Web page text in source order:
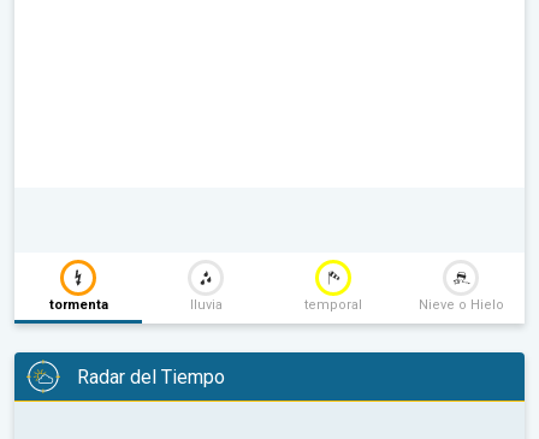
tormenta lluvia temporal Nieve o Hielo
Radar del Tiempo